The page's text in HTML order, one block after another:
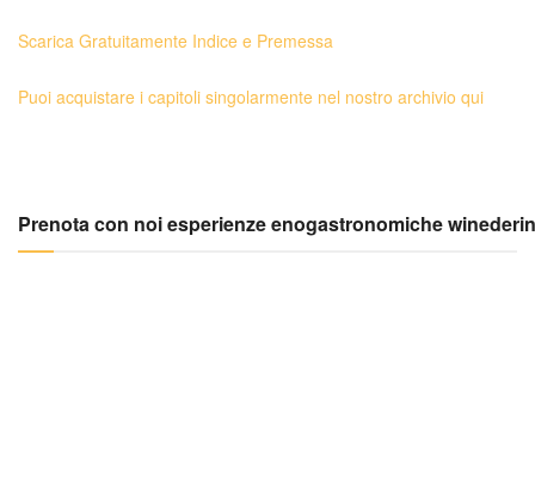
Scarica Gratuitamente Indice e Premessa
Puoi acquistare i capitoli singolarmente nel nostro archivio qui
Prenota con noi esperienze enogastronomiche